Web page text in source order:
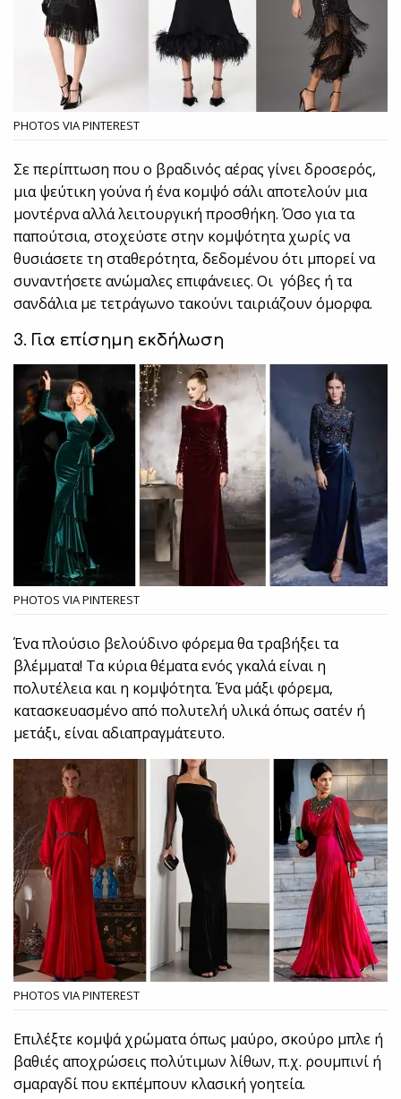
PHOTOS VIA PINTEREST
Σε περίπτωση που ο βραδινός αέρας γίνει δροσερός,
μια ψεύτικη γούνα ή ένα κομψό σάλι αποτελούν μια
μοντέρνα αλλά λειτουργική προσθήκη. Όσο για τα
παπούτσια, στοχεύστε στην κομψότητα χωρίς να
θυσιάσετε τη σταθερότητα, δεδομένου ότι μπορεί να
συναντήσετε ανώμαλες επιφάνειες. Οι γόβες ή τα
σανδάλια με τετράγωνο τακούνι ταιριάζουν όμορφα.
3. Για επίσημη εκδήλωση
PHOTOS VIA PINTEREST
Ένα πλούσιο βελούδινο φόρεμα θα τραβήξει τα
βλέμματα! Τα κύρια θέματα ενός γκαλά είναι η
πολυτέλεια και η κομψότητα. Ένα μάξι φόρεμα,
κατασκευασμένο από πολυτελή υλικά όπως σατέν ή
μετάξι, είναι αδιαπραγμάτευτο.
PHOTOS VIA PINTEREST
Επιλέξτε κομψά χρώματα όπως μαύρο, σκούρο μπλε ή
βαθιές αποχρώσεις πολύτιμων λίθων, π.χ. ρουμπινί ή
σμαραγδί που εκπέμπουν κλασική γοητεία.